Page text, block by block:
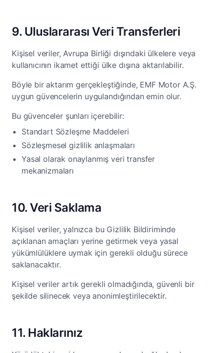
9. Uluslararası Veri Transferleri
Kişisel veriler, Avrupa Birliği dışındaki ülkelere veya
kullanıcının ikamet ettiği ülke dışına aktarılabilir.
Böyle bir aktarım gerçekleştiğinde, EMF Motor A.Ş.
uygun güvencelerin uygulandığından emin olur.
Bu güvenceler şunları içerebilir:
Standart Sözleşme Maddeleri
Sözleşmesel gizlilik anlaşmaları
Yasal olarak onaylanmış veri transfer
mekanizmaları
10. Veri Saklama
Kişisel veriler, yalnızca bu Gizlilik Bildiriminde
açıklanan amaçları yerine getirmek veya yasal
yükümlülüklere uymak için gerekli olduğu sürece
saklanacaktır.
Kişisel veriler artık gerekli olmadığında, güvenli bir
şekilde silinecek veya anonimleştirilecektir.
11. Haklarınız